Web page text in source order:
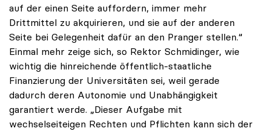
auf der einen Seite auffordern, immer mehr
Drittmittel zu akquirieren, und sie auf der anderen
Seite bei Gelegenheit dafür an den Pranger stellen.“
Einmal mehr zeige sich, so Rektor Schmidinger, wie
wichtig die hinreichende öffentlich-staatliche
Finanzierung der Universitäten sei, weil gerade
dadurch deren Autonomie und Unabhängigkeit
garantiert werde. „Dieser Aufgabe mit
wechselseiteigen Rechten und Pflichten kann sich der